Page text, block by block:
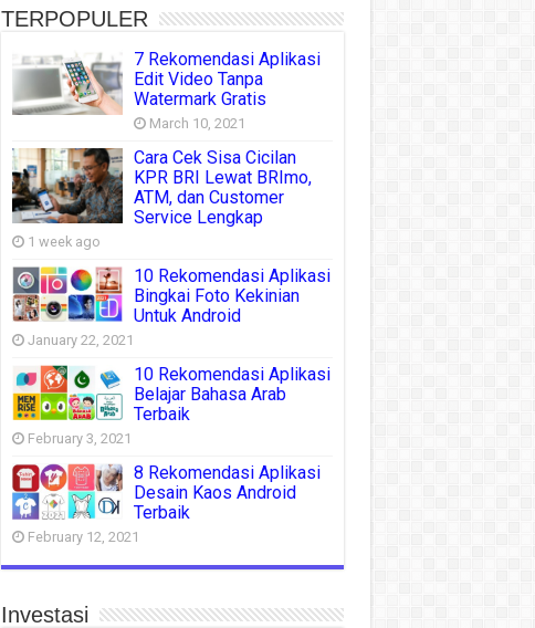
TERPOPULER
7 Rekomendasi Aplikasi
Edit Video Tanpa
Watermark Gratis
March 10, 2021
Cara Cek Sisa Cicilan
KPR BRI Lewat BRImo,
ATM, dan Customer
Service Lengkap
1 week ago
10 Rekomendasi Aplikasi
Bingkai Foto Kekinian
Untuk Android
January 22, 2021
10 Rekomendasi Aplikasi
Belajar Bahasa Arab
Terbaik
February 3, 2021
8 Rekomendasi Aplikasi
Desain Kaos Android
Terbaik
February 12, 2021
Investasi